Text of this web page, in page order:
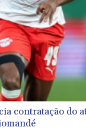
contratação do